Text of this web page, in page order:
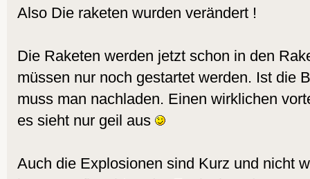
Also Die raketen wurden verändert !
Die Raketen werden jetzt schon in den
müssen nur noch gestartet werden. Ist die
muss man nachladen. Einen wirklichen
es sieht nur geil aus
Auch die Explosionen sind Kurz und nicht